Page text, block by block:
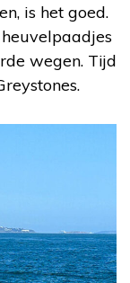
is het goed.
wegen. Tijd